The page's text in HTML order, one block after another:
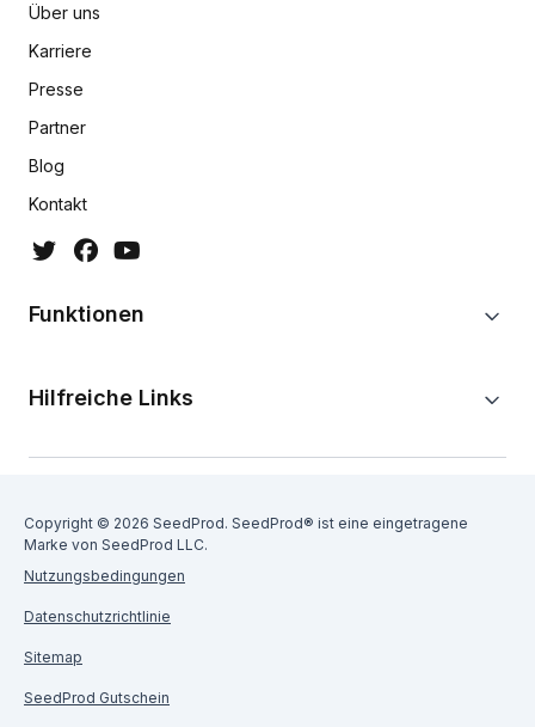
Über uns
Karriere
Presse
Partner
Blog
Kontakt
Funktionen
Hilfreiche Links
Copyright © 2026 SeedProd. SeedProd® ist eine eingetragene
Marke von SeedProd LLC.
Nutzungsbedingungen
Datenschutzrichtlinie
Sitemap
SeedProd Gutschein